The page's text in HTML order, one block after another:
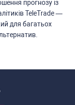
прогнозу із
TeleTrade —
для багатьох